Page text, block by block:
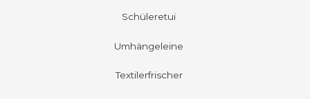
Schüleretui
Umhängeleine
Textilerfrischer